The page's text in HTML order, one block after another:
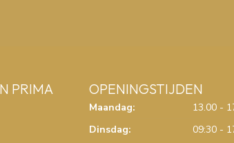
PRIMA
OPENINGSTIJDEN
Maandag:
13.00 -
Dinsdag:
09:30 -